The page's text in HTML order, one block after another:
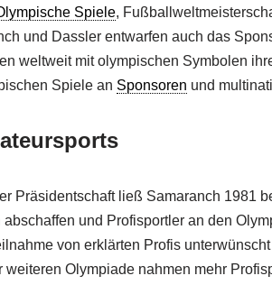
Spiele,
und Dassler entwarfen auch das
weltweit mit olympischen Symbolen
Spiele an Sponsoren und
Präsidentschaft ließ Samaranch 1981
und Profisportler an den
von erklärten Profis
weiteren Olympiade nahmen mehr